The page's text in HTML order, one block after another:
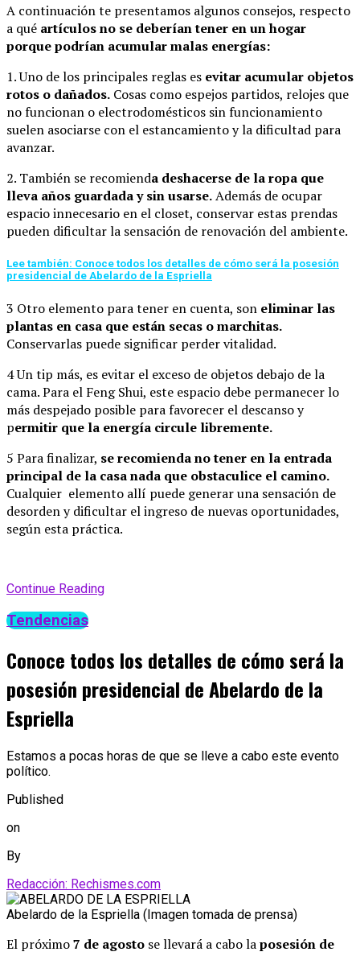
A continuación te presentamos algunos consejos, respecto
a qué artículos no se deberían tener en un hogar
porque podrían acumular malas energías:
1. Uno de los principales reglas es evitar acumular objetos
rotos o dañados. Cosas como espejos partidos, relojes que
no funcionan o electrodomésticos sin funcionamiento
suelen asociarse con el estancamiento y la dificultad para
avanzar.
2. También se recomienda deshacerse de la ropa que
lleva años guardada y sin usarse.Además de ocupar
espacio innecesario en el closet, conservar estas prendas
pueden dificultar la sensación de renovación del ambiente.
Lee también: Conoce todos los detalles de cómo será la posesión
presidencial de Abelardo de la Espriella
3 Otro elemento para tener en cuenta, son eliminar las
plantas en casa que están secas o marchitas.
Conservarlas puede significar perder vitalidad.
4 Un tip más, es evitar el exceso de objetos debajo de la
cama. Para el Feng Shui, este espacio debe permanecer lo
más despejado posible para favorecer el descanso y
permitir que la energía circule libremente.
5 Para finalizar, se recomienda no tener en la entrada
principal de la casa nada que obstaculice el camino.
Cualquier elemento allí puede generar una sensación de
desorden y dificultar el ingreso de nuevas oportunidades,
según esta práctica.
Continue Reading
Tendencias
Conoce todos los detalles de cómo será la
posesión presidencial de Abelardo de la
Espriella
Estamos a pocas horas de que se lleve a cabo este evento
político.
Published
on
By
Redacción: Rechismes.com
Abelardo de la Espriella (Imagen tomada de prensa)
El próximo7 de agosto se llevará a cabo laposesión de